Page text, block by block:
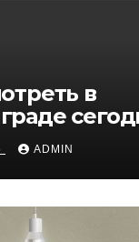
в
по
городу
ADMIN